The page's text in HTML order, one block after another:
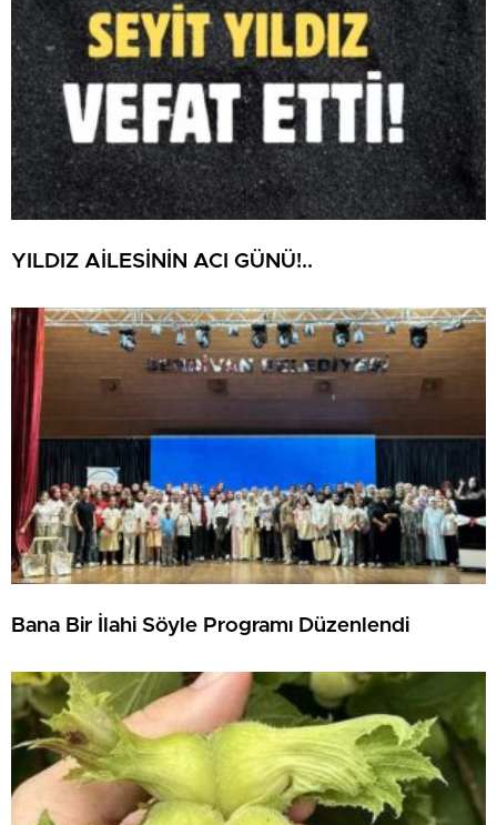
YILDIZ AİLESİNİN ACI GÜNÜ!..
Bana Bir İlahi Söyle Programı Düzenlendi